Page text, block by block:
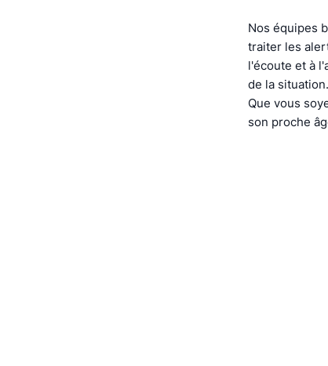
Nos équipes
traiter les
l'écoute et à
de la situation.
Que vous
son proche